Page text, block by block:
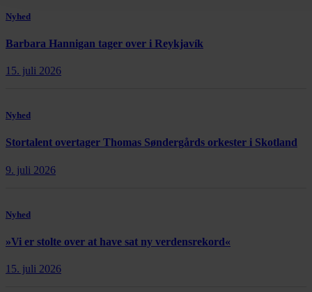
Nyhed
Barbara Hannigan tager over i Reykjavík
15. juli 2026
Nyhed
Stortalent overtager Thomas Søndergårds orkester i Skotland
9. juli 2026
Nyhed
»Vi er stolte over at have sat ny verdensrekord«
15. juli 2026